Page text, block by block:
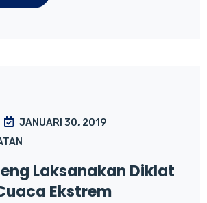
JANUARI 30, 2019
Laksanakan Diklat
Ekstrem